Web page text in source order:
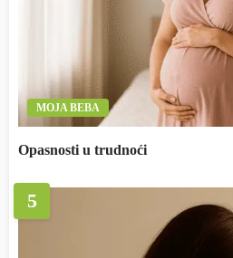
MOJA BEBA
Opasnosti u trudnoći
5